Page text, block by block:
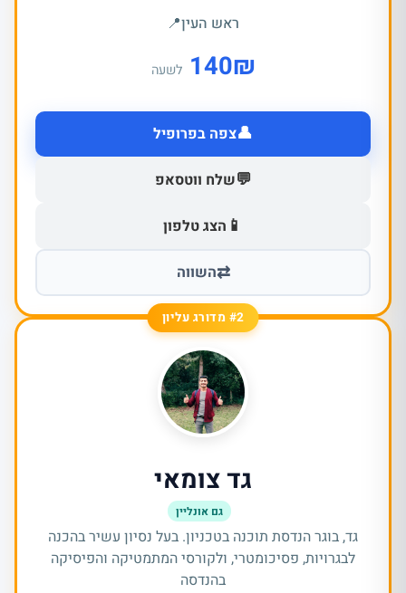
ראש העין📍
₪
140 לשעה
👤צפה בפרופיל
💬שלח ווטסאפ
📱 הצג טלפון
⇄השווה
#2 מדורג עליון
גד צומאי
גם אונליין
גד, בוגר הנדסת תוכנה בטכניון. בעל נסיון עשיר בהכנה
לבגרויות, פסיכומטרי, ולקורסי המתמטיקה והפיסיקה
בהנדסה